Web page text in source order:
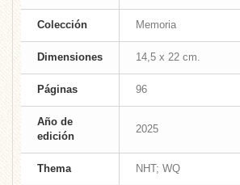
Colección Memoria
Dimensiones 14,5 x 22 cm.
Páginas 96
Año de
edición
2025
Thema NHT; WQ